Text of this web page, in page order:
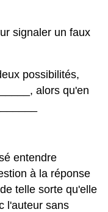
signaler un faux
possibilités,
alors qu'en
entendre
à la réponse
telle sorte qu'elle
l'auteur sans